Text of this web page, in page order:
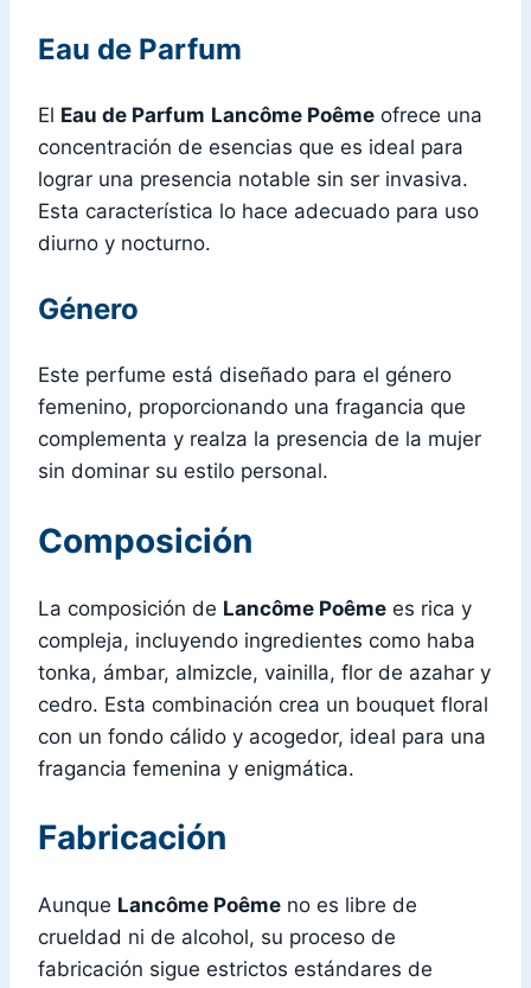
Eau de Parfum
El Eau de Parfum Lancôme Poême ofrece una
concentración de esencias que es ideal para
lograr una presencia notable sin ser invasiva.
Esta característica lo hace adecuado para uso
diurno y nocturno.
Género
Este perfume está diseñado para el género
femenino, proporcionando una fragancia que
complementa y realza la presencia de la mujer
sin dominar su estilo personal.
Composición
La composición de Lancôme Poême es rica y
compleja, incluyendo ingredientes como haba
tonka, ámbar, almizcle, vainilla, flor de azahar y
cedro. Esta combinación crea un bouquet floral
con un fondo cálido y acogedor, ideal para una
fragancia femenina y enigmática.
Fabricación
Aunque Lancôme Poême no es libre de
crueldad ni de alcohol, su proceso de
fabricación sigue estrictos estándares de